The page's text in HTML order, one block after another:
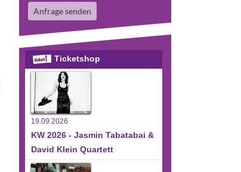
Anfrage senden
Ticketshop
19.09.2026
KW 2026 - Jasmin Tabatabai &
David Klein Quartett